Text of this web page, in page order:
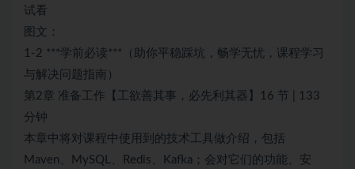
试看
图文：
1-2 ***学前必读***（助你平稳踩坑，畅学无忧，课程学习
与解决问题指南）
第2章 准备工作【工欲善其事，必先利其器】16 节 | 133
分钟
本章中将对课程中使用到的技术工具做介绍，包括
Maven、MySQL、Redis、Kafka；会对它们的功能、安